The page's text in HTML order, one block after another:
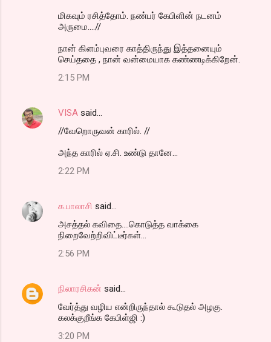
மிகவும் ரசித்தோம். நண்பர் கேபிளின் நடனம்
அருமை....//
நான் கிளம்புவரை காத்திருந்து இத்தனையும்
செய்ததை , நான் வன்மையாக கண்ணடிக்கிறேன்.
2:15 PM
VISA said…
//வேறொருவன் காரில். //
அந்த காரில் ஏ.சி. உண்டு தானே...
2:22 PM
க.பாலாசி said…
அசத்தல் கவிதை....கொடுத்த வாக்கை
நிறைவேற்றிவிட்டீர்கள்...
2:56 PM
நிலாரசிகன் said…
வேர்த்து வழிய என்றிருந்தால் கூடுதல் அழகு.
கலக்குறீங்க கேபிள்ஜி :)
3:20 PM